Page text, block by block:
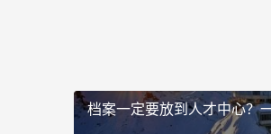
档案一定要放到人才中心？